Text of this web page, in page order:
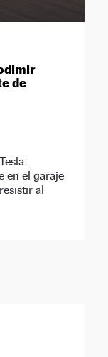
de
en el garaje
al